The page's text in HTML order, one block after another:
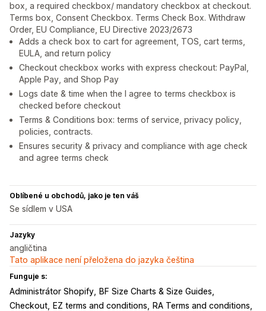
box, a required checkbox/ mandatory checkbox at checkout.
Terms box, Consent Checkbox. Terms Check Box. Withdraw
Order, EU Compliance, EU Directive 2023/2673
Adds a check box to cart for agreement, TOS, cart terms,
EULA, and return policy
Checkout checkbox works with express checkout: PayPal,
Apple Pay, and Shop Pay
Logs date & time when the I agree to terms checkbox is
checked before checkout
Terms & Conditions box: terms of service, privacy policy,
policies, contracts.
Ensures security & privacy and compliance with age check
and agree terms check
Oblíbené u obchodů, jako je ten váš
Se sídlem v USA
Jazyky
angličtina
Tato aplikace není přeložena do jazyka čeština
Funguje s:
Administrátor Shopify
BF Size Charts & Size Guides
Checkout
EZ terms and conditions
RA Terms and conditions